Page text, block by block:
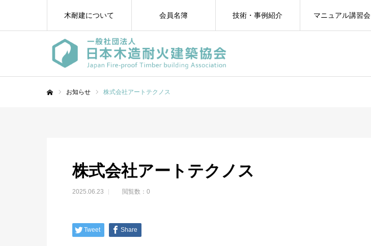
木耐建について 会員名簿 技術・事例紹介 マニュアル講習会
お知らせ 株式会社アートテクノス
株式会社アートテクノス
2025.06.23 閲覧数：0
Tweet Share